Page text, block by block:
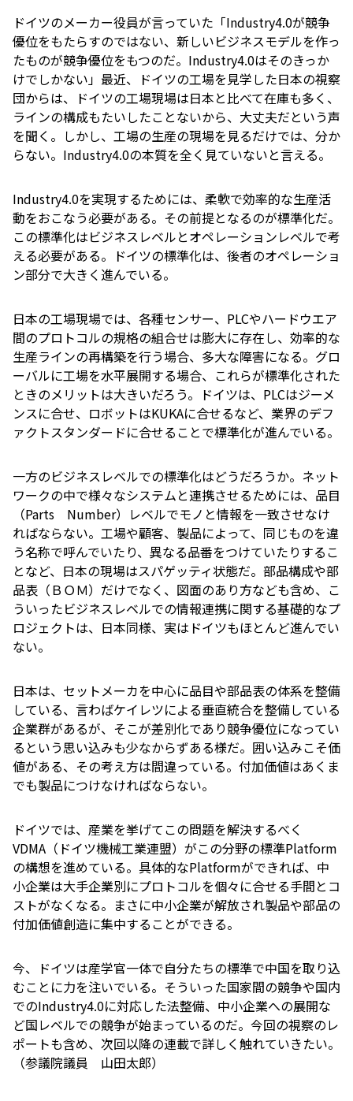
ドイツのメーカー役員が言っていた「Industry4.0が競争
優位をもたらすのではない、新しいビジネスモデルを作っ
たものが競争優位をもつのだ。Industry4.0はそのきっか
けでしかない」最近、ドイツの工場を見学した日本の視察
団からは、ドイツの工場現場は日本と比べて在庫も多く、
ラインの構成もたいしたことないから、大丈夫だという声
を聞く。しかし、工場の生産の現場を見るだけでは、分か
らない。Industry4.0の本質を全く見ていないと言える。
Industry4.0を実現するためには、柔軟で効率的な生産活
動をおこなう必要がある。その前提となるのが標準化だ。
この標準化はビジネスレベルとオペレーションレベルで考
える必要がある。ドイツの標準化は、後者のオペレーショ
ン部分で大きく進んでいる。
日本の工場現場では、各種センサー、PLCやハードウエア
間のプロトコルの規格の組合せは膨大に存在し、効率的な
生産ラインの再構築を行う場合、多大な障害になる。グロ
ーバルに工場を水平展開する場合、これらが標準化された
ときのメリットは大きいだろう。ドイツは、PLCはジーメ
ンスに合せ、ロボットはKUKAに合せるなど、業界のデフ
ァクトスタンダードに合せることで標準化が進んでいる。
一方のビジネスレベルでの標準化はどうだろうか。ネット
ワークの中で様々なシステムと連携させるためには、品目
（Parts Number）レベルでモノと情報を一致させなけ
ればならない。工場や顧客、製品によって、同じものを違
う名称で呼んでいたり、異なる品番をつけていたりするこ
となど、日本の現場はスパゲッティ状態だ。部品構成や部
品表（ＢＯＭ）だけでなく、図面のあり方なども含め、こ
ういったビジネスレベルでの情報連携に関する基礎的なプ
ロジェクトは、日本同様、実はドイツもほとんど進んでい
ない。
日本は、セットメーカを中心に品目や部品表の体系を整備
している、言わばケイレツによる垂直統合を整備している
企業群があるが、そこが差別化であり競争優位になってい
るという思い込みも少なからずある様だ。囲い込みこそ価
値がある、その考え方は間違っている。付加価値はあくま
でも製品につけなければならない。
ドイツでは、産業を挙げてこの問題を解決するべく
VDMA（ドイツ機械工業連盟）がこの分野の標準Platform
の構想を進めている。具体的なPlatformができれば、中
小企業は大手企業別にプロトコルを個々に合せる手間とコ
ストがなくなる。まさに中小企業が解放され製品や部品の
付加価値創造に集中することができる。
今、ドイツは産学官一体で自分たちの標準で中国を取り込
むことに力を注いでいる。そういった国家間の競争や国内
でのIndustry4.0に対応した法整備、中小企業への展開な
ど国レベルでの競争が始まっているのだ。今回の視察のレ
ポートも含め、次回以降の連載で詳しく触れていきたい。
（参議院議員 山田太郎）